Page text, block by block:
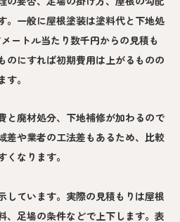
。一般に屋根塗装は塗料代と下地処
ートル当たり数千円からの見積も
のにすれば初期費用は上がるものの
。
と廃材処分、下地補修が加わるので
差や業者の工法差もあるため、比較
なります。
しています。実際の見積もりは屋根
、足場の条件などで上下します。表